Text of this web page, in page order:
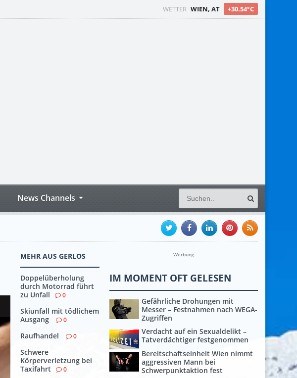
WETTER WIEN, AT +30.54°C
News Channels
MEHR AUS GERLOS
Doppelüberholung
durch Motorrad führt
zu Unfall
0
Skiunfall mit tödlichem
Ausgang
0
Raufhandel 0
Schwere
Körperverletzung bei
Taxifahrt
0
Werbung
IM MOMENT OFT GELESEN
Gefährliche Drohungen mit
Messer – Festnahmen nach WEGA-
Zugriffen
Verdacht auf ein Sexualdelikt –
Tatverdächtiger festgenommen
Bereitschaftseinheit Wien nimmt
aggressiven Mann bei
Schwerpunktaktion fest